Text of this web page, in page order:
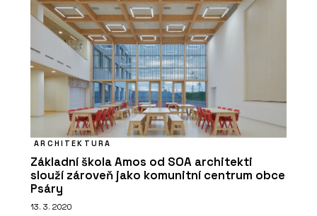
ARCHITEKTURA
Základní škola Amos od SOA architekti
slouží zároveň jako komunitní centrum obce
Psáry
13. 3. 2020